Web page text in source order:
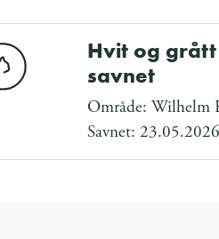
Hvit og
savnet
Område: Wilhelm
Savnet: 23.05.2026